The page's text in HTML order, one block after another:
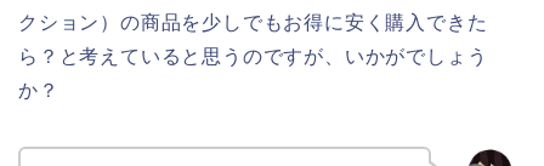
クション）の商品を少しでもお得に安く購入できた
ら？と考えていると思うのですが、いかがでしょう
か？